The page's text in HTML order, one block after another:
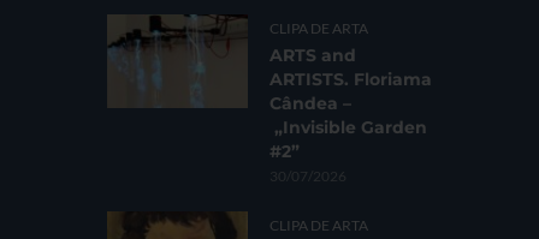
CLIPA DE ARTA
ARTS and
ARTISTS. Floriama
Cândea –
„Invisible Garden
#2”
30/07/2026
CLIPA DE ARTA